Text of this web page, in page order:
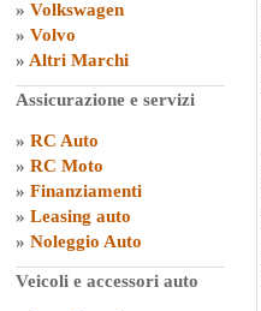
» Volkswagen
» Volvo
» Altri Marchi
Assicurazione e servizi
» RC Auto
» RC Moto
» Finanziamenti
» Leasing auto
» Noleggio Auto
Veicoli e accessori auto